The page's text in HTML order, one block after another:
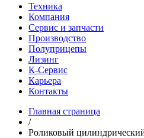
Техника
Компания
Сервис и запчасти
Производство
Полуприцепы
Лизинг
К-Сервис
Карьера
Контакты
Главная страница
/
Роликовый